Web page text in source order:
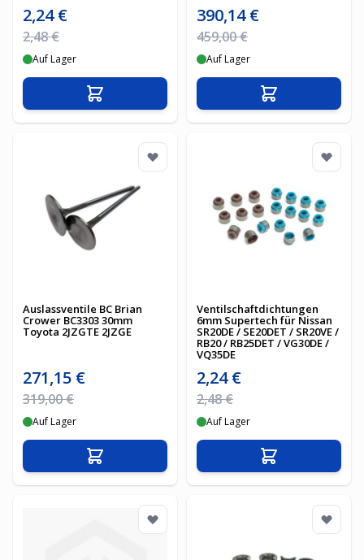
Sonderpreis
2,24 €
Regulärer Preis
2,48 €
Auf Lager
In den Warenkorb
Sonderpreis
390,14 €
Regulärer Preis
459,00 €
Auf Lager
In den
Auslassventile BC Brian
Crower BC3303 30mm
Toyota 2JZGTE 2JZGE
Sonderpreis
271,15 €
Regulärer Preis
319,00 €
Auf Lager
In den Warenkorb
Ventilschaftdichtungen
6mm Supertech für Nissan
SR20DE / SE20DET / SR20VE /
RB20 / RB25DET / VG30DE /
VQ35DE
Sonderpreis
2,24 €
Regulärer Preis
2,48 €
Auf Lager
In den